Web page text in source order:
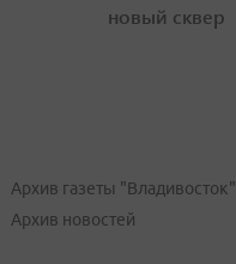
новый сквер
Архив газеты "Владивосток"
Архив новостей